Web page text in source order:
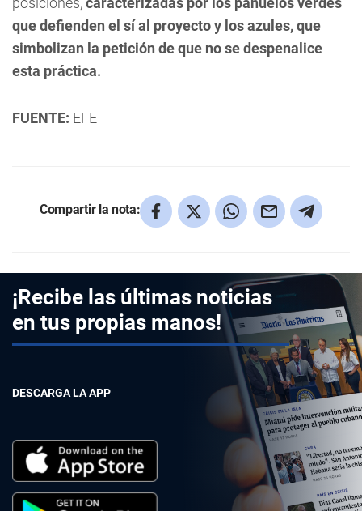
que defienden el sí al proyecto y los azules, que
simbolizan la petición de que no se despenalice
esta práctica.
FUENTE: EFE
Compartir la nota:
¡Recibe las últimas noticias
en tus propias manos!
DESCARGA LA APP